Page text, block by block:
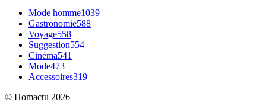
Mode homme1039
Gastronomie588
Voyage558
Suggestion554
Cinéma541
Mode473
Accessoires319
© Homactu 2026